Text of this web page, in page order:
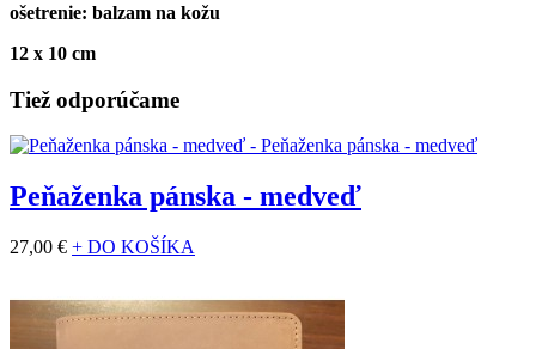
ošetrenie: balzam na kožu
12 x 10 cm
Tiež odporúčame
Peňaženka pánska - medveď
27,00 € + DO KOŠÍKA